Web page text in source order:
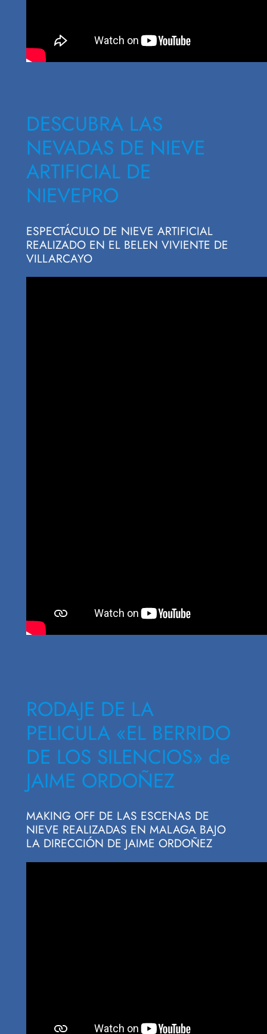
DESCUBRA LAS
NEVADAS DE NIEVE
ARTIFICIAL DE
NIEVEPRO
ESPECTÁCULO DE NIEVE ARTIFICIAL
REALIZADO EN EL BELEN VIVIENTE DE
VILLARCAYO
RODAJE DE LA
PELICULA «EL BERRIDO
DE LOS SILENCIOS» de
JAIME ORDOÑEZ
MAKING OFF DE LAS ESCENAS DE
NIEVE REALIZADAS EN MALAGA BAJO
LA DIRECCIÓN DE JAIME ORDOÑEZ